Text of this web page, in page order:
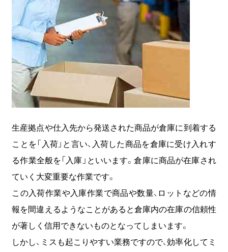
予測・最適化ソリューション
コラム
コンサルティング
会社情報
03-6261-3694
（平日：9:00 - 17:00）
オンライン相談
資料請求
ダウンロード
生産拠点や仕入先から発送された商品が倉庫に到着する
ことを「入荷」と言い、入荷した商品を倉庫に受け入れす
る作業全般を「入庫」といいます。倉庫に商品が在庫され
ていく大変重要な作業です。
この入荷作業や入庫作業で商品や数量、ロットなどの情
報を間違えるようなことがあると倉庫内の在庫の信頼性
が著しく信用できないものとなってしまいます。
しかし、ミスも起こりやすい業務ですので、効率化してミ